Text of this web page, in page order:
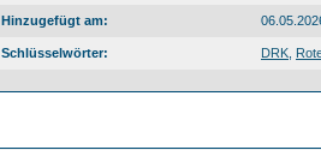
Hinzugefügt am:
Schlüsselwörter: DRK